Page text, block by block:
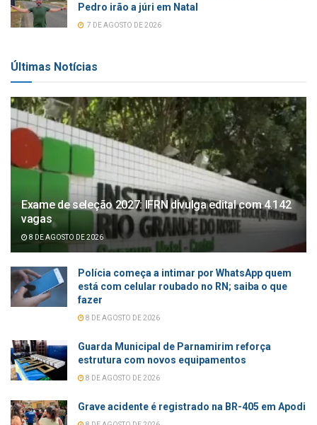
Pedro irão a júri em Natal
7 DE AGOSTO DE 2026
Últimas Notícias
Exame de seleção 2027: IFRN divulga edital com 4.142
vagas
8 DE AGOSTO DE 2026
Polícia começa a intimar por WhatsApp quem
está com celular roubado no RN; saiba o que
fazer
8 DE AGOSTO DE 2026
Guarda Municipal de Parnamirim reforça
estrutura com novos equipamentos
8 DE AGOSTO DE 2026
Grave acidente é registrado na BR-405 em Apodi